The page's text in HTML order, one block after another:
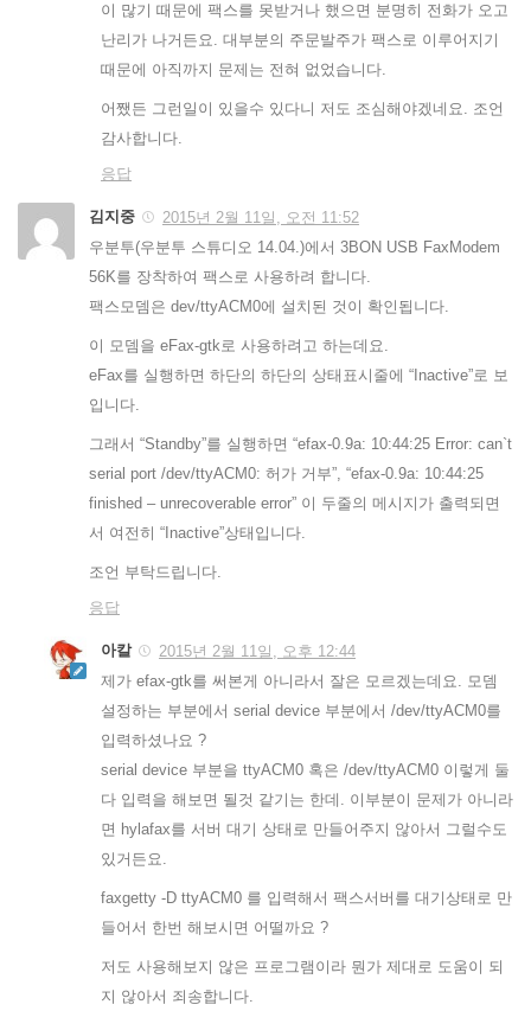
이 많기 때문에 팩스를 못받거나 했으면 분명히 전화가 오고
난리가 나거든요. 대부분의 주문발주가 팩스로 이루어지기
때문에 아직까지 문제는 전혀 없었습니다.
어쨌든 그런일이 있을수 있다니 저도 조심해야겠네요. 조언
감사합니다.
응답
김지중
2015년 2월 11일, 오전 11:52
우분투(우분투 스튜디오 14.04.)에서 3BON USB FaxModem
56K를 장착하여 팩스로 사용하려 합니다.
팩스모뎀은 dev/ttyACM0에 설치된 것이 확인됩니다.
이 모뎀을 eFax-gtk로 사용하려고 하는데요.
eFax를 실행하면 하단의 하단의 상태표시줄에 “Inactive”로 보
입니다.
그래서 “Standby”를 실행하면 “efax-0.9a: 10:44:25 Error: can`t
serial port /dev/ttyACM0: 허가 거부”, “efax-0.9a: 10:44:25
finished – unrecoverable error” 이 두줄의 메시지가 출력되면
서 여전히 “Inactive”상태입니다.
조언 부탁드립니다.
응답
아칼
2015년 2월 11일, 오후 12:44
제가 efax-gtk를 써본게 아니라서 잘은 모르겠는데요. 모뎀
설정하는 부분에서 serial device 부분에서 /dev/ttyACM0를
입력하셨나요 ?
serial device 부분을 ttyACM0 혹은 /dev/ttyACM0 이렇게 둘
다 입력을 해보면 될것 같기는 한데. 이부분이 문제가 아니라
면 hylafax를 서버 대기 상태로 만들어주지 않아서 그럴수도
있거든요.
faxgetty -D ttyACM0 를 입력해서 팩스서버를 대기상태로 만
들어서 한번 해보시면 어떨까요 ?
저도 사용해보지 않은 프로그램이라 뭔가 제대로 도움이 되
지 않아서 죄송합니다.